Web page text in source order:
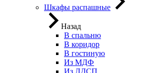
Шкафы распашные
Назад
В спальню
В коридор
В гостиную
Из МДФ
Из ЛДСП